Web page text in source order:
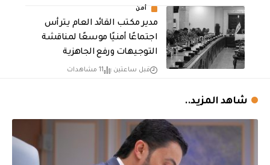
أمن
مدير مكتب القائد العام يترأس
اجتماعًا أمنيًا موسعًا لمناقشة
التوجيهات ورفع الجاهزية
قبل ساعتين 11 مشاهدات
شاهد المزيد..